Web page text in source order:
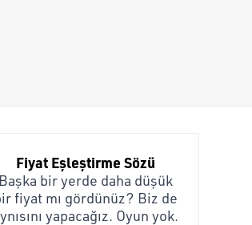
Fiyat Eşleştirme Sözü
Başka bir yerde daha düşük
fiyat mı gördünüz? Biz de
yapacağız. Oyun yok.